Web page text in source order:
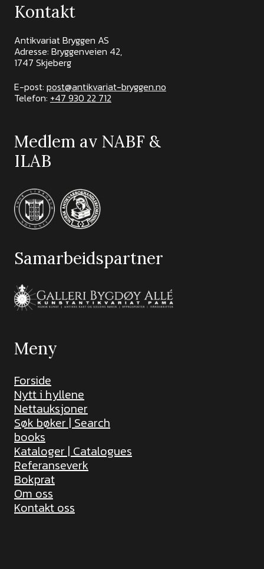
Kontakt
Antikvariat Bryggen AS
Adresse: Bryggenveien 42,
1747 Skjeberg
E-post: post@antikvariat-bryggen.no
Telefon: +47 930 22 712
Medlem av NABF &
ILAB
Samarbeidspartner
Meny
Forside
Nytt i hyllene
Nettauksjoner
Søk bøker | Search
books
Kataloger | Catalogues
Referanseverk
Bokprat
Om oss
Kontakt oss